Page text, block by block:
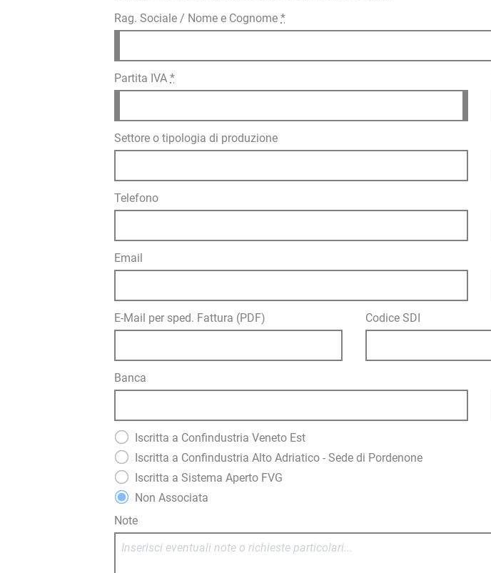
Rag. Sociale / Nome e Cognome *
Partita IVA *
Settore o tipologia di produzione
Telefono
Email
E-Mail per sped. Fattura (PDF) Codice SDI
Banca
Iscritta a Confindustria Veneto Est
Iscritta a Confindustria Alto Adriatico - Sede di Pordenone
Iscritta a Sistema Aperto FVG
Non Associata
Note